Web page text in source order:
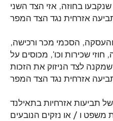
שנקבעו בחוזה, אזי הצד השני
הסכמי מכר ורכישה,
שכירות וכו', מכוסים על
לצד הניזוק את הזכות
תביעות אזרחיות בתאילנד
משפט ו / או נזקים הנובעים